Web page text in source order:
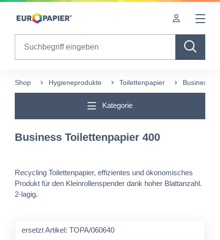
Table Of Content
Shop Hygieneprodukte Toilettenpapier Business
Kategorie
Business Toilettenpapier 400
Recycling Toilettenpapier, effizientes und ökonomisches
Produkt für den Kleinrollenspender dank hoher Blattanzahl.
2-lagig.
ersetzt Artikel: TOPA/060640